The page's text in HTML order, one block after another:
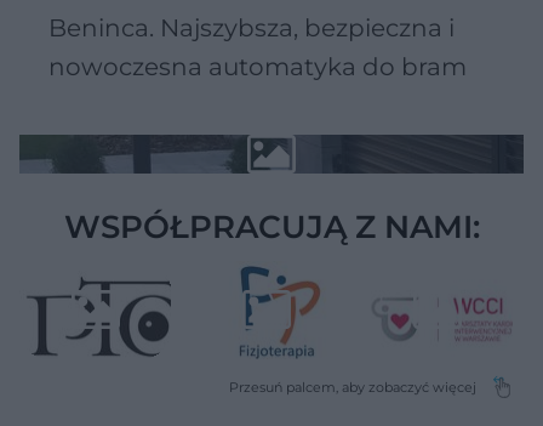
Beninca. Najszybsza, bezpieczna i
nowoczesna automatyka do bram
WSPÓŁPRACUJĄ Z NAMI: